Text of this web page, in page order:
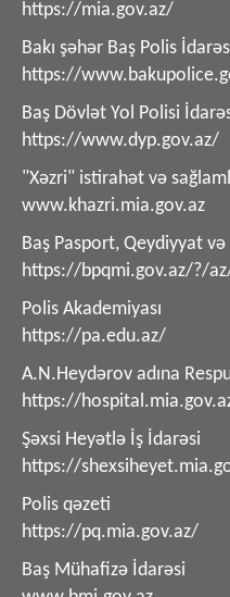
Bakı şəhər Baş Polis İdarəsi
https://
Baş Dövlət Yol Polisi
https://www.dyp.gov.az/
"Xəzri" istirahət və
www.khazri.mia.gov.az
Baş Pasport, Qeydiyyat və
https://bpqmi.gov.az/?/
Polis Akademiyası
https://pa.edu.az/
A.N.Heydərov adına
https://
Şəxsi Heyətlə İş İdarəsi
https://
Polis qəzeti
https://pq.mia.gov.az/
Baş Mühafizə İdarəsi
www.bmi.gov.az